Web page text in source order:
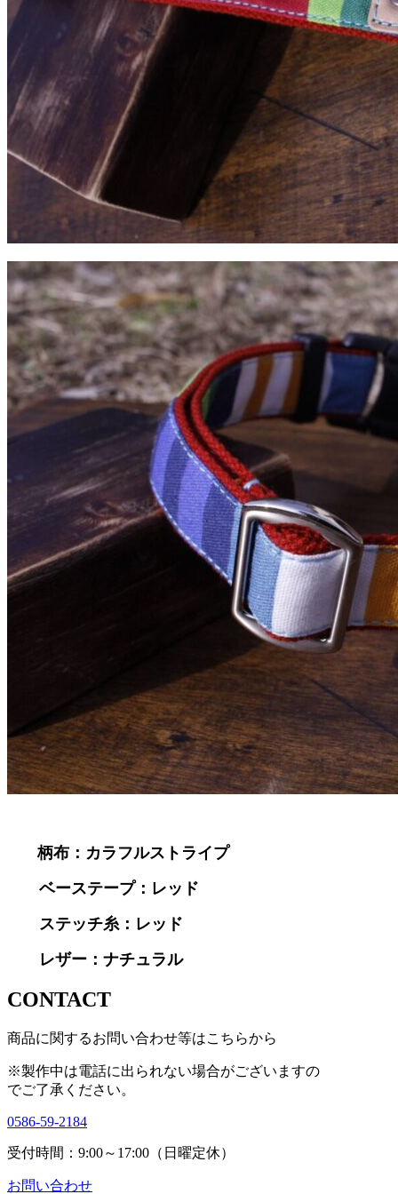
柄布：カラフルストライプ
ベーステープ：レッド
ステッチ糸：レッド
レザー：ナチュラル
CONTACT
商品に関するお問い合わせ等はこちらから
※製作中は電話に出られない場合がございますの
でご了承ください。
0586-59-2184
受付時間：9:00～17:00（日曜定休）
お問い合わせ